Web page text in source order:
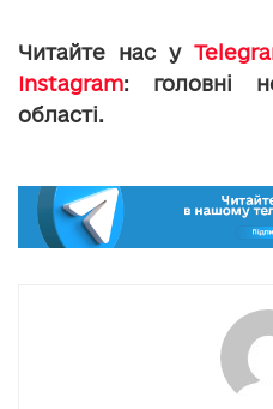
Читайте нас у
Instagram: головні
області.